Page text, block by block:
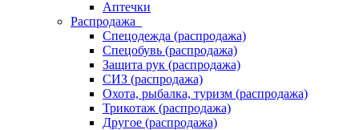
Аптечки
Распродажа
Спецодежда (распродажа)
Спецобувь (распродажа)
Защита рук (распродажа)
СИЗ (распродажа)
Охота, рыбалка, туризм (распродажа)
Трикотаж (распродажа)
Другое (распродажа)